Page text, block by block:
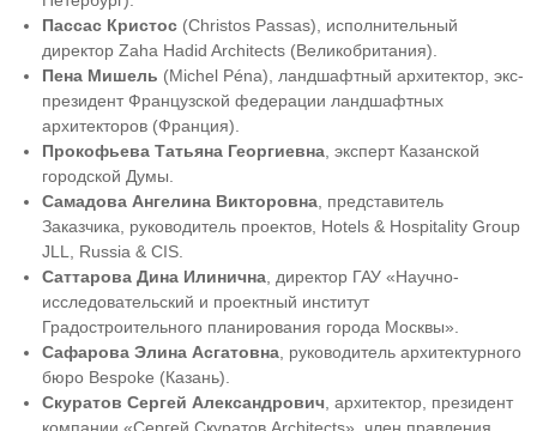
Пассас Кристос (Christos Passas), исполнительный
директор Zaha Hadid Architects (Великобритания).
Пена Мишель (Michel Péna), ландшафтный архитектор, экс-
президент Французской федерации ландшафтных
архитекторов (Франция).
Прокофьева Татьяна Георгиевна, эксперт Казанской
городской Думы.
Самадова Ангелина Викторовна, представитель
Заказчика, руководитель проектов, Hotels & Hospitality Group
JLL, Russia & CIS.
Саттарова Дина Илинична, директор ГАУ «Научно-
исследовательский и проектный институт
Градостроительного планирования города Москвы».
Сафарова Элина Асгатовна, руководитель архитектурного
бюро Bespoke (Казань).
Скуратов Сергей Александрович, архитектор, президент